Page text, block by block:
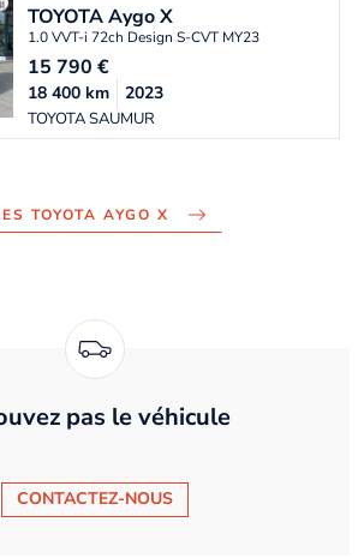
TOYOTAAygo X
1.0 VVT-i 72ch Design S-CVT MY23
15 790€
TOYOTA SAUMUR
18 400km 2023
TOYOTA AYGO X
pas le véhicule
CONTACTEZ-NOUS